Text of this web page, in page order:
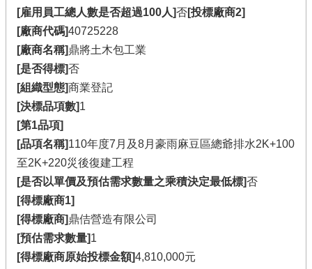
[雇用員工總人數是否超過100人]否[投標廠商2]
[廠商代碼]40725228
[廠商名稱]鼎將土木包工業
[是否得標]否
[組織型態]商業登記
[決標品項數]1
[第1品項]
[品項名稱]110年度7月及8月豪雨麻豆區總爺排水2K+100
至2K+220災後復建工程
[是否以單價及預估需求數量之乘積決定最低標]否
[得標廠商1]
[得標廠商]鼎佶營造有限公司
[預估需求數量]1
[得標廠商原始投標金額]4,810,000元